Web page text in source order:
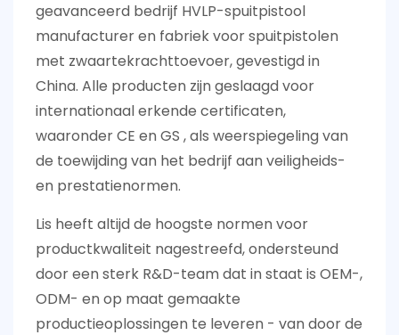
geavanceerd bedrijf HVLP-spuitpistool
manufactureren fabriek voor spuitpistolen
met zwaartekrachttoevoer, gevestigd in
China. Alle producten zijn geslaagd voor
internationaal erkende certificaten,
waaronderCE en GS , als weerspiegeling van
de toewijding van het bedrijf aan veiligheids-
en prestatienormen.
Lis heeft altijd de hoogste normen voor
productkwaliteit nagestreefd, ondersteund
door een sterk R&D-team dat in staat is OEM-,
ODM- en op maat gemaakte
productieoplossingen te leveren - van door de